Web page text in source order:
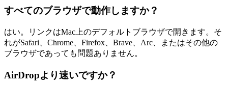
すべてのブラウザで動作しますか？
はい。リンクはMac上のデフォルトブラウザで開きます。そ
れがSafari、Chrome、Firefox、Brave、Arc、またはその他の
ブラウザであっても問題ありません。
AirDropより速いですか？